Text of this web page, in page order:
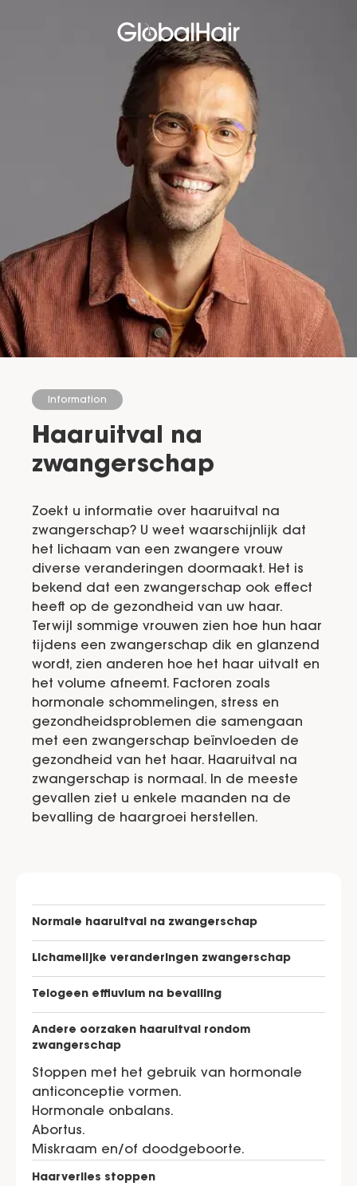
Information
Haaruitval na
zwangerschap
Zoekt u informatie over haaruitval na
zwangerschap? U weet waarschijnlijk dat
het lichaam van een zwangere vrouw
diverse veranderingen doormaakt. Het is
bekend dat een zwangerschap ook effect
heeft op de gezondheid van uw haar.
Terwijl sommige vrouwen zien hoe hun haar
tijdens een zwangerschap dik en glanzend
wordt, zien anderen hoe het haar uitvalt en
het volume afneemt. Factoren zoals
hormonale schommelingen, stress en
gezondheidsproblemen die samengaan
met een zwangerschap beïnvloeden de
gezondheid van het haar. Haaruitval na
zwangerschap is normaal. In de meeste
gevallen ziet u enkele maanden na de
bevalling de haargroei herstellen.
Normale haaruitval na zwangerschap
Lichamelijke veranderingen zwangerschap
Telogeen effluvium na bevalling
Andere oorzaken haaruitval rondom
zwangerschap
Stoppen met het gebruik van hormonale
anticonceptie vormen.
Hormonale onbalans.
Abortus.
Miskraam en/of doodgeboorte.
Haarverlies stoppen